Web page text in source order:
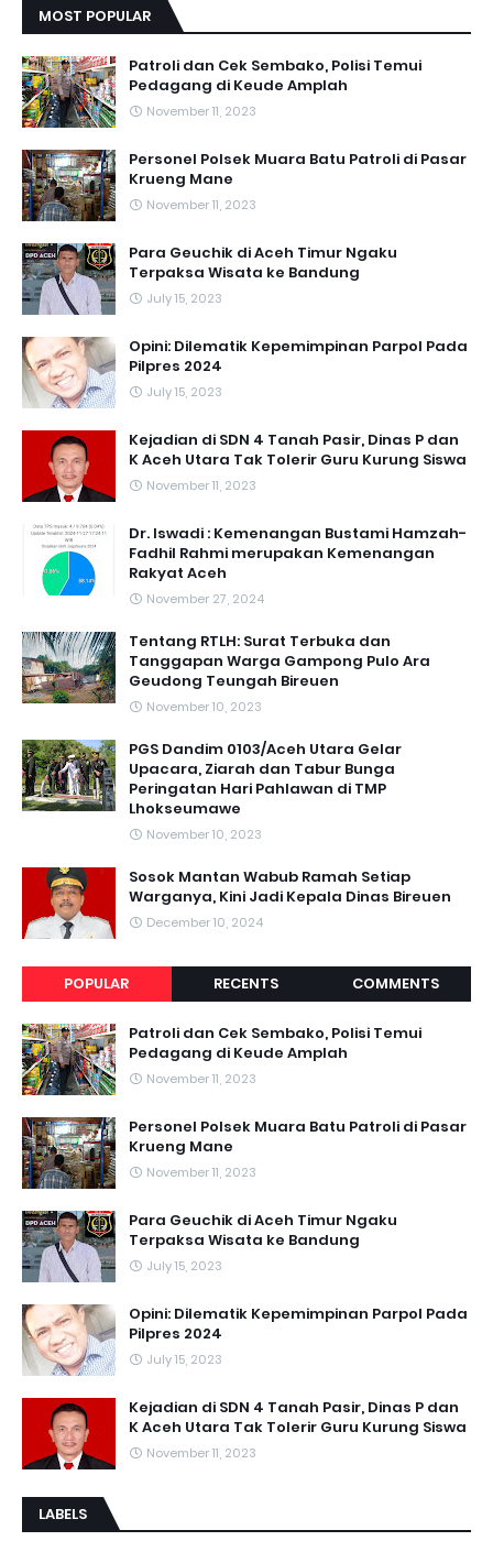
MOST POPULAR
Patroli dan Cek Sembako, Polisi Temui
Pedagang di Keude Amplah
November 11, 2023
Personel Polsek Muara Batu Patroli di Pasar
Krueng Mane
November 11, 2023
Para Geuchik di Aceh Timur Ngaku
Terpaksa Wisata ke Bandung
July 15, 2023
Opini: Dilematik Kepemimpinan Parpol Pada
Pilpres 2024
July 15, 2023
Kejadian di SDN 4 Tanah Pasir, Dinas P dan
K Aceh Utara Tak Tolerir Guru Kurung Siswa
November 11, 2023
Dr. Iswadi : Kemenangan Bustami Hamzah-
Fadhil Rahmi merupakan Kemenangan
Rakyat Aceh
November 27, 2024
Tentang RTLH: Surat Terbuka dan
Tanggapan Warga Gampong Pulo Ara
Geudong Teungah Bireuen
November 10, 2023
PGS Dandim 0103/Aceh Utara Gelar
Upacara, Ziarah dan Tabur Bunga
Peringatan Hari Pahlawan di TMP
Lhokseumawe
November 10, 2023
Sosok Mantan Wabub Ramah Setiap
Warganya, Kini Jadi Kepala Dinas Bireuen
December 10, 2024
POPULAR RECENTS COMMENTS
Patroli dan Cek Sembako, Polisi Temui
Pedagang di Keude Amplah
November 11, 2023
Personel Polsek Muara Batu Patroli di Pasar
Krueng Mane
November 11, 2023
Para Geuchik di Aceh Timur Ngaku
Terpaksa Wisata ke Bandung
July 15, 2023
Opini: Dilematik Kepemimpinan Parpol Pada
Pilpres 2024
July 15, 2023
Kejadian di SDN 4 Tanah Pasir, Dinas P dan
K Aceh Utara Tak Tolerir Guru Kurung Siswa
November 11, 2023
LABELS